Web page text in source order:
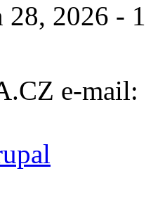
28, 2026 -
e-mail: